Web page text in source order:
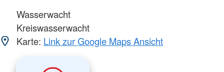
Wasserwacht
Kreiswasserwacht
Karte: Link zur Google Maps Ansicht